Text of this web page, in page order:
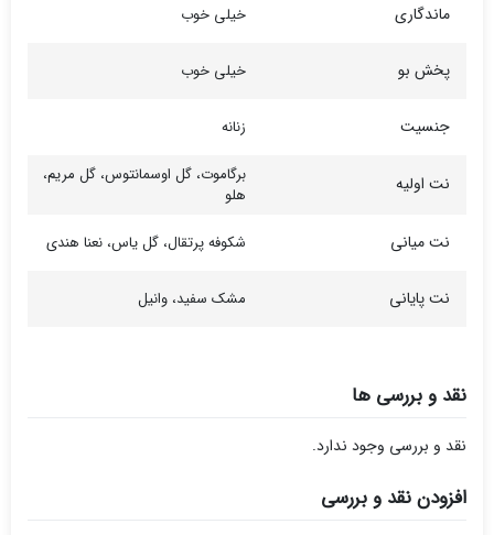
ماندگاری خیلی خوب
پخش بو خیلی خوب
جنسیت زنانه
نت اولیه
برگاموت، گل اوسمانتوس، گل مریم،
هلو
نت میانی شکوفه پرتقال، گل یاس، نعنا هندی
نت پایانی مشک سفید، وانیل
نقد و بررسی ها
نقد و بررسی وجود ندارد.
افزودن نقد و بررسی